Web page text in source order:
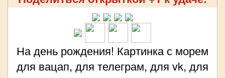
На день рождения! Картинка с морем
для вацап, для телеграм, для vk, для